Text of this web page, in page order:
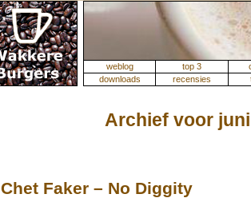
weblog top 3
downloads
recensies
Archief voor
Chet Faker – No Diggity